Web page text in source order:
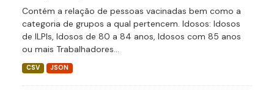
Contém a relação de pessoas vacinadas bem como a
categoria de grupos a qual pertencem. Idosos: Idosos
de ILPIs, Idosos de 80 a 84 anos, Idosos com 85 anos
ou mais Trabalhadores...
CSV JSON